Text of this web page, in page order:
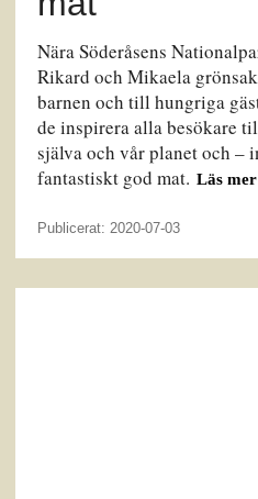
Nära Söderåsens
Rikard och Mikaela
barnen och till hungriga
de inspirera alla besökare
själva och vår planet och –
fantastiskt god mat. Läs mer
Publicerat: 2020-07-03